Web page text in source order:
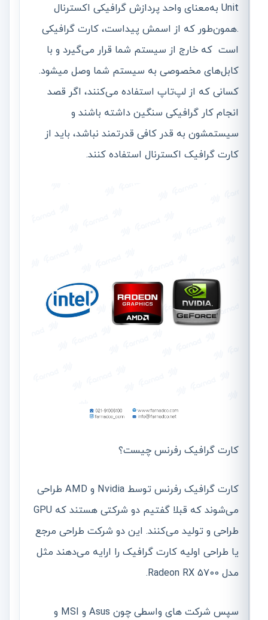
Unit به‌‌معنای واحد پردازش گرافیکی اکسترنال
.همون‌طور که از اسمش پیداست، کارت گرافیکی
است که خارج از سیستم شما قرار می‌گیرد و با
کابل‌های مخصوصی به سیستم شما وصل میشود.
کسانی که از لپ‌تاپ استفاده می‌کنند، اگر قصد
انجام کار گرافیکی سنگین داشته باشند و
سیستمشون به‌ قدر کافی قدرتمند نباشد، باید از
کارت گرافیک اکسترنال استفاده کنند.
کارت گرافیک رفرنس چیست؟
کارت گرافیک رفرنس توسط Nvidia و AMD طراحی
می‌شوند که قبلا گفتیم دو شرکتی هستند که GPU
طراحی و تولید می‌کنند. این دو شرکت طراحی مرجع
یا طراحی اولیه کارت گرافیک را ارایه می‌دهند مثل
مدل Radeon RX 5700.
سپس شرکت های واسطی چون Asus و MSI و